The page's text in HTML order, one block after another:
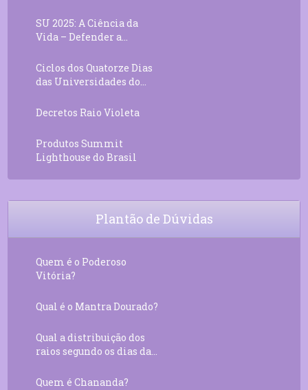
SU 2025: A Ciência da
Vida – Defender a...
Ciclos dos Quatorze Dias
das Universidades do...
Decretos Raio Violeta
Produtos Summit
Lighthouse do Brasil
Plantão de Dúvidas
Quem é o Poderoso
Vitória?
Qual é o Mantra Dourado?
Qual a distribuição dos
raios segundo os dias da...
Quem é Chananda?